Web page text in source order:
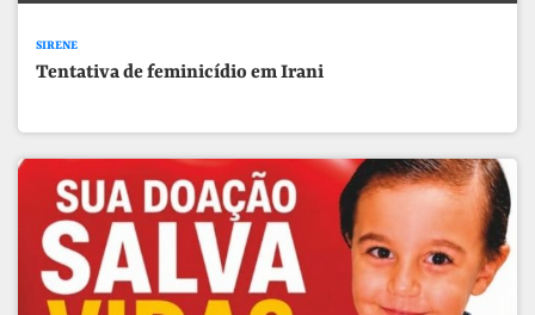
SIRENE
Tentativa de feminicídio em Irani